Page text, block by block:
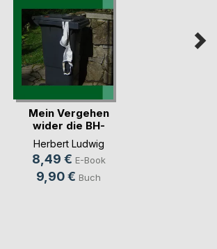
Mein Vergehen
wider die BH-
Industrie
Herbert Ludwig
8,49 € E-Book
9,90 € Buch